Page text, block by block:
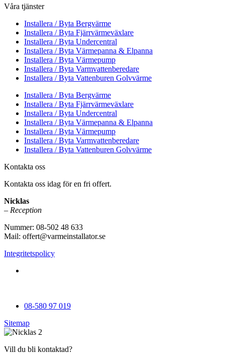
Våra tjänster
Installera / Byta Bergvärme
Installera / Byta Fjärrvärmeväxlare
Installera / Byta Undercentral
Installera / Byta Värmepanna & Elpanna
Installera / Byta Värmepump
Installera / Byta Varmvattenberedare
Installera / Byta Vattenburen Golvvärme
Installera / Byta Bergvärme
Installera / Byta Fjärrvärmeväxlare
Installera / Byta Undercentral
Installera / Byta Värmepanna & Elpanna
Installera / Byta Värmepump
Installera / Byta Varmvattenberedare
Installera / Byta Vattenburen Golvvärme
Kontakta oss
Kontakta oss idag för en fri offert.
Nicklas
– Reception
Nummer: 08-502 48 633
Mail: offert@varmeinstallator.se
Integritetspolicy
08-580 97 019
Sitemap
Vill du bli kontaktad?